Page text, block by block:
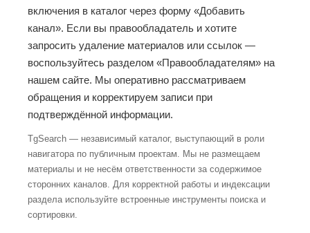
включения в каталог через форму «Добавить
канал». Если вы правообладатель и хотите
запросить удаление материалов или ссылок —
воспользуйтесь разделом «Правообладателям» на
нашем сайте. Мы оперативно рассматриваем
обращения и корректируем записи при
подтверждённой информации.
TgSearch — независимый каталог, выступающий в роли
навигатора по публичным проектам. Мы не размещаем
материалы и не несём ответственности за содержимое
сторонних каналов. Для корректной работы и индексации
раздела используйте встроенные инструменты поиска и
сортировки.